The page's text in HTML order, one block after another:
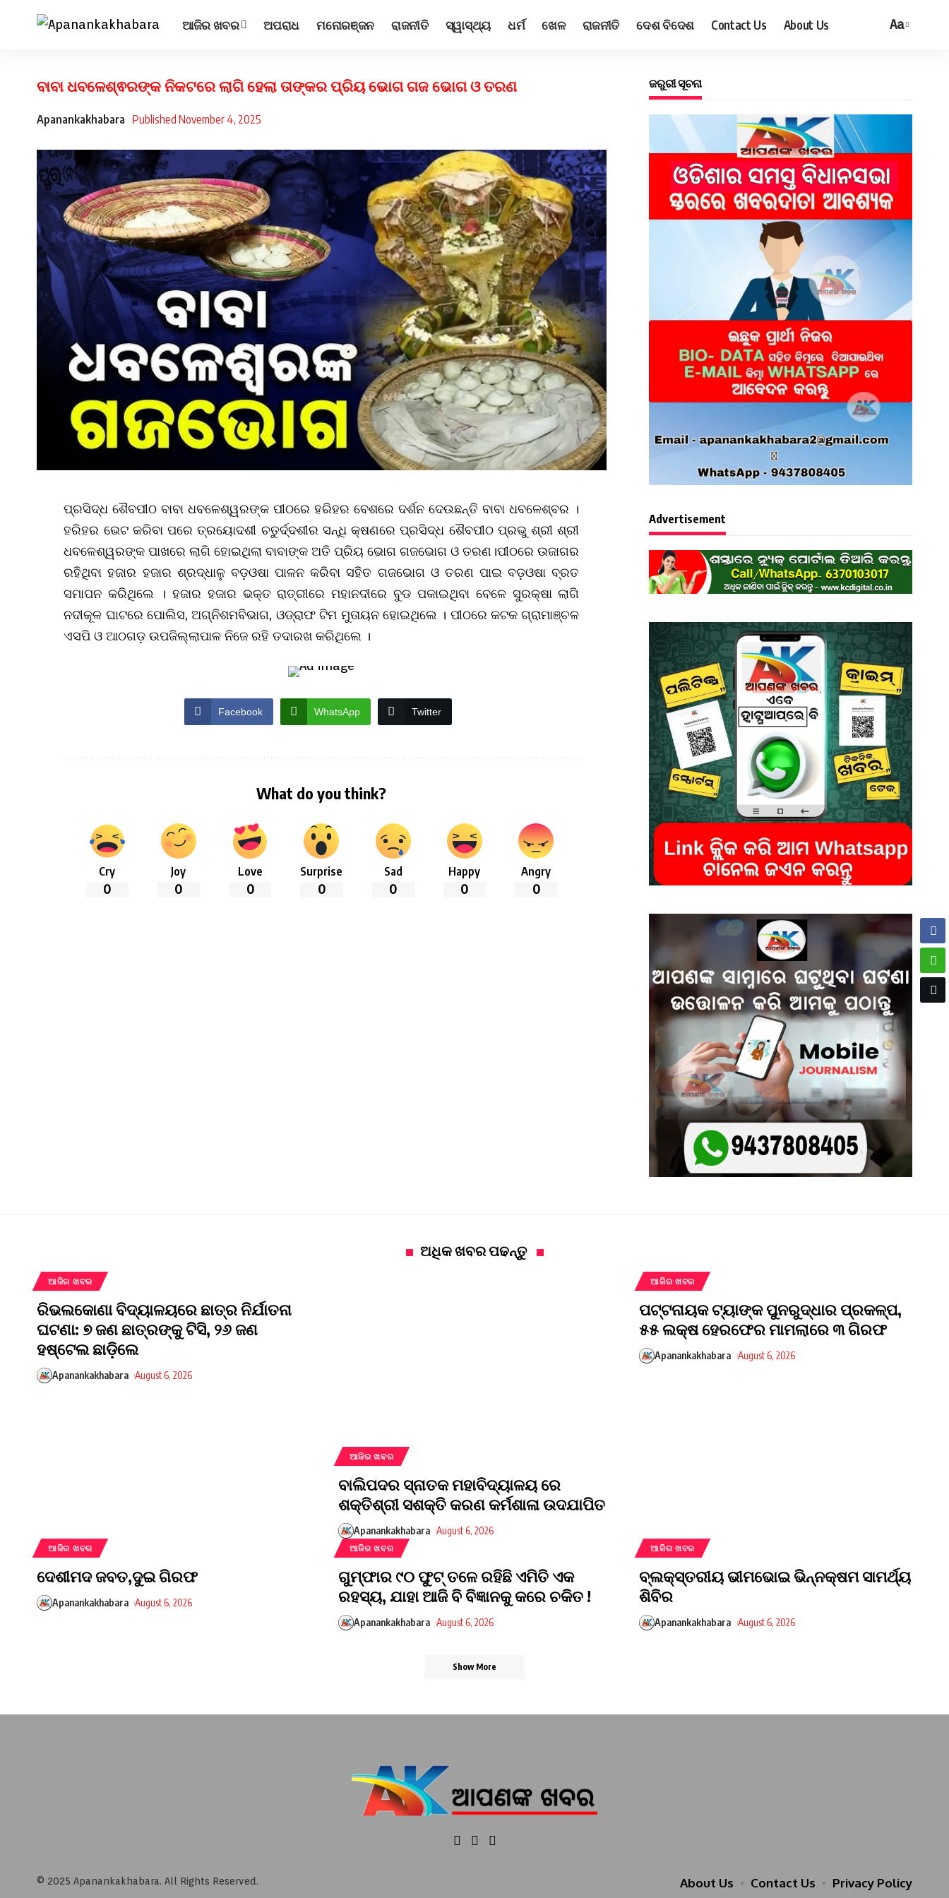
ଆଜିର ଖବର ଅପରାଧ ମନୋରଞ୍ଜନ ରାଜନୀତି ସ୍ୱାସ୍ଥ୍ୟ ଧର୍ମ ଖେଳ ରାଜନୀତି ଦେଶ ବିଦେଶ Contact Us About Us Aa
ବାବା ଧବଳେଶ୍ଵରଙ୍କ ନିକଟରେ ଲାଗି ହେଲା ତାଙ୍କର ପ୍ରିୟ ଭୋଗ ଗଜ ଭୋଗ ଓ ତରଣ
Apanankakhabara Published November 4, 2025
ପ୍ରସିଦ୍ଧ ଶୈବପୀଠ ବାବା ଧବଳେଶ୍ୱରଙ୍କ ପୀଠରେ ହରିହର ବେଶରେ ଦର୍ଶନ ଦେଉଛନ୍ତି ବାବା ଧବଳେଶ୍ବର ।
ହରିହର ଭେଟ କରିବା ପରେ ତ୍ରୟୋଦଶୀ ଚତୁର୍ଦ୍ଦଶୀର ସନ୍ଧି କ୍ଷଣରେ ପ୍ରସିଦ୍ଧ ଶୈବପୀଠ ପ୍ରଭୁ ଶ୍ରୀ ଶ୍ରୀ
ଧବଳେଶ୍ୱରଙ୍କ ପାଖରେ ଲାଗି ହୋଇଥିଲା ବାବାଙ୍କ ଅତି ପ୍ରିୟ ଭୋଗ ଗଜଭୋଗ ଓ ତରଣ।ପୀଠରେ ଉଜାଗର
ରହିଥିବା ହଜାର ହଜାର ଶ୍ରଦ୍ଧାଳୁ ବଡ଼ଓଷା ପାଳନ କରିବା ସହିତ ଗଜଭୋଗ ଓ ତରଣ ପାଇ ବଡ଼ଓଷା ବ୍ରତ
ସମାପନ କରିଥିଲେ । ହଜାର ହଜାର ଭକ୍ତ ରାତ୍ରୀରେ ମହାନଦୀରେ ବୁଡ ପକାଇଥିବା ବେଳେ ସୁରକ୍ଷା ଲାଗି
ନଦୀକୂଳ ଘାଟରେ ପୋଲିସ, ଅଗ୍ନିଶମବିଭାଗ, ଓଡ୍ରାଫ ଟିମ ମୁତାୟନ ହୋଇଥିଲେ । ପୀଠରେ କଟକ ଗ୍ରାମାଞ୍ଚଳ
ଏସପି ଓ ଆଠଗଡ଼ ଉପଜିଲ୍ଲାପାଳ ନିଜେ ରହି ତଦାରଖ କରିଥିଲେ ।
Facebook WhatsApp Twitter
What do you think?
Cry
0
Joy
0
Love
0
Surprise
0
Sad
0
Happy
0
Angry
0
ଜରୁରୀ ସୂଚନା
Advertisement
ଅଧିକ ଖବର ପଢନ୍ତୁ
ଆଜିର ଖବର
ରିଭଲକୋଣା ବିଦ୍ୟାଳୟରେ ଛାତ୍ର ନିର୍ଯାତନା
ଘଟଣା: ୭ ଜଣ ଛାତ୍ରଙ୍କୁ ଟିସି, ୨୬ ଜଣ
ହଷ୍ଟେଲ ଛାଡ଼ିଲେ
Apanankakhabara August 6, 2026
ଆଜିର ଖବର
ବାଲିପଦର ସ୍ନାତକ ମହାବିଦ୍ୟାଳୟ ରେ
ଶକ୍ତିଶ୍ରୀ ସଶକ୍ତି କରଣ କର୍ମଶାଳା ଉଦଯାପିତ
Apanankakhabara August 6, 2026
ଆଜିର ଖବର
ପଟ୍ଟନାୟକ ଟ୍ୟାଙ୍କ ପୁନରୁଦ୍ଧାର ପ୍ରକଳ୍ପ,
୫୫ ଲକ୍ଷ ହେରଫେର ମାମଲାରେ ୩ ଗିରଫ
Apanankakhabara August 6, 2026
ଆଜିର ଖବର
ଦେଶୀମଦ ଜବତ,ଦୁଇ ଗିରଫ
Apanankakhabara August 6, 2026
ଆଜିର ଖବର
ଗୁମ୍ଫାର ୯୦ ଫୁଟ୍ ତଳେ ରହିଛି ଏମିତି ଏକ
ରହସ୍ୟ, ଯାହା ଆଜି ବି ବିଜ୍ଞାନକୁ କରେ ଚକିତ !
Apanankakhabara August 6, 2026
ଆଜିର ଖବର
ବ୍ଲକ୍‌ସ୍ତରୀୟ ଭୀମଭୋଇ ଭିନ୍ନକ୍ଷମ ସାମର୍ଥ୍ୟ
ଶିବିର
Apanankakhabara August 6, 2026
Show More
© 2025 Apanankakhabara. All Rights Reserved. About Us Contact Us Privacy Policy